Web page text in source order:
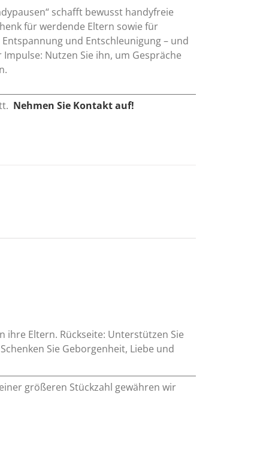
schafft bewusst handyfreie
für werdende Eltern sowie für
und Entschleunigung – und
Nutzen Sie ihn, um Gespräche
Nehmen Sie Kontakt auf!
ihre Eltern. Rückseite: Unterstützen Sie
Sie Geborgenheit, Liebe und
größeren Stückzahl gewähren wir